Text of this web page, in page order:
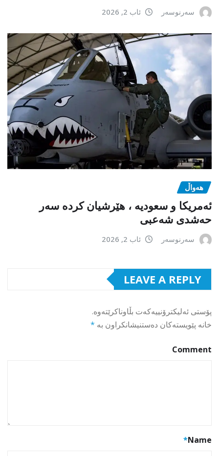
سەرنوسەر ئاب 2, 2026
هەواڵ
ئەمریکا و سعودیە ، هێرشیان کردە سەر
حەشدی شەعبی
سەرنوسەر ئاب 2, 2026
LEAVE A REPLY
پۆستی ئەلیکترۆنییەکەت بڵاوناکرێتەوە.
خانە پێویستەکان دەستنیشانکراون بە *
Comment
Name
*